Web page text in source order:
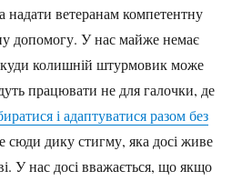
надати ветеранам компетентну
допомогу. У нас майже немає
куди колишній штурмовик може
працювати не для галочки, де
і адаптуватися разом без
сюди дику стигму, яка досі живе
У нас досі вважається, що якщо